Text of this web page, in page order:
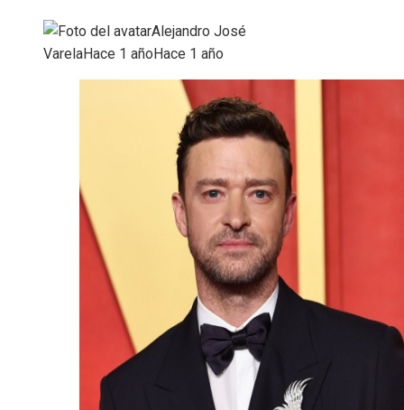
Alejandro José
VarelaHace 1 año Hace 1 año